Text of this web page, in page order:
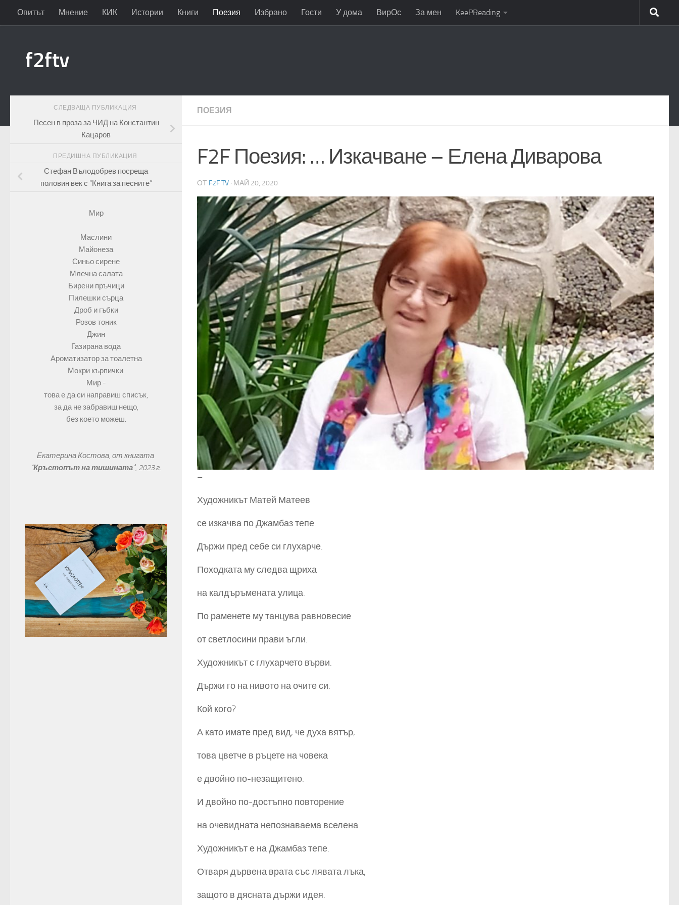
Към съдържанието
Опитът Мнение КИК Истории Книги Поезия Избрано Гости У дома ВирОс За мен KeePReading
f2ftv
ПОЕЗИЯ
F2F Поезия: … Изкачване – Елена Диварова
ОТ F2F TV · МАЙ 20, 2020
–
Художникът Матей Матеев
се изкачва по Джамбаз тепе.
Държи пред себе си глухарче.
Походката му следва щриха
на калдъръмената улица.
По раменете му танцува равновесие
от светлосини прави ъгли.
Художникът с глухарчето върви.
Държи го на нивото на очите си.
Кой кого?
А като имате пред вид, че духа вятър,
това цветче в ръцете на човека
е двойно по-незащитено.
И двойно по-достъпно повторение
на очевидната непознаваема вселена.
Художникът е на Джамбаз тепе.
Отваря дървена врата със лявата лъка,
защото в дясната държи идея.
СЛЕДВАЩА ПУБЛИКАЦИЯ
Песен в проза за ЧИД на Константин
Кацаров
ПРЕДИШНА ПУБЛИКАЦИЯ
Стефан Вълодобрев посреща
половин век с “Книга за песните”
Мир
Маслини
Майонеза
Синьо сирене
Млечна салата
Бирени пръчици
Пилешки сърца
Дроб и гъбки
Розов тоник
Джин
Газирана вода
Ароматизатор за тоалетна
Мокри кърпички.
Мир -
това е да си направиш списък,
за да не забравиш нещо,
без което можеш.
Екатерина Костова, от книгата
"Кръстопът на тишината", 2023 г.